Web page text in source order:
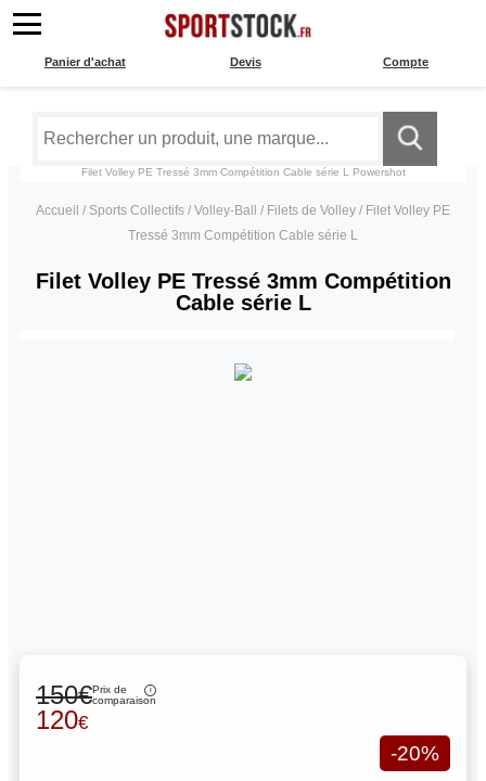
Compte
Devis
Panier d'achat
Filet Volley PE Tressé 3mm Compétition Cable série L Powershot
Accueil / Sports Collectifs / Volley-Ball / Filets de Volley / Filet Volley PE
Tressé 3mm Compétition Cable série L
Filet Volley PE Tressé 3mm Compétition
Cable série L
150€Prix de
comparaison
120€
-20%